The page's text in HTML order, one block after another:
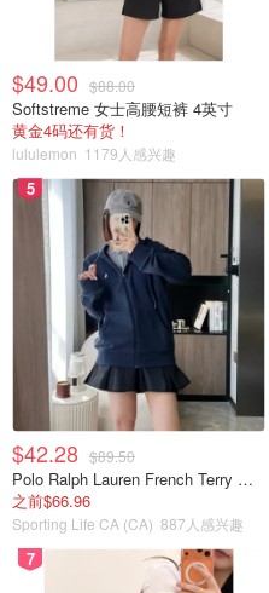
到关注。Ripple 推出的与
提升了 XRP 在生态系统中
动并寻求可靠回报的加拿大
跟踪 XRP 以加元计价的价
价格创下了 7 年来的新高，
来，数字资产市场经历了一
升凸显了数字资产市场整体
看涨阶段鼓励许多投资者将
其是考虑到其历史表现以及
Ripple 技术。
对于那些考虑未来投资的人
步增长的潜力。分析师表示
势，价格可能会创下新高，
其是如果整个加密货币市场
对待这些预测，因为加密货
关于 XRP 价格趋势的常见
素上。关键因素包括市场情
$49.00 $88.00
Softstreme 女士高腰短裤 4英寸
黄金4码还有货！
lululemon 1179人感兴趣
5
$42.28 $89.50
Polo Ralph Lauren French Terry 女童连帽卫衣 7-16码
之前$66.96
Sporting Life CA (CA) 887人感兴趣
7